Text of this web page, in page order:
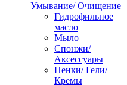
Умывание/ Очищение
Гидрофильное
масло
Мыло
Спонжи/
Аксессуары
Пенки/ Гели/
Кремы